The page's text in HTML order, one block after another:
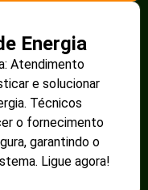
Energia
Atendimento
e solucionar
Técnicos
o fornecimento
garantindo o
Ligue agora!